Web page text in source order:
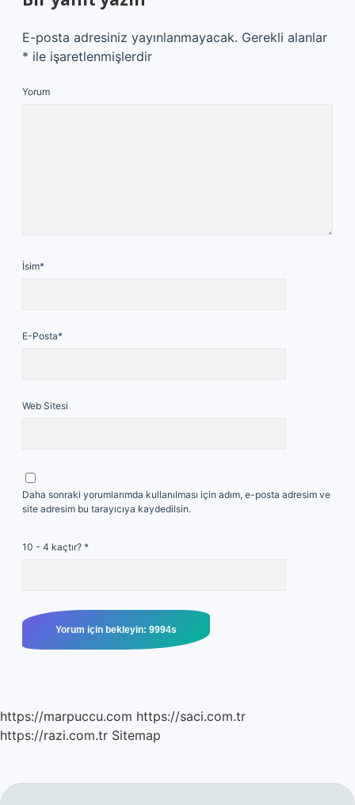
E-posta adresiniz yayınlanmayacak. Gerekli alanlar
* ile işaretlenmişlerdir
Yorum
İsim*
E-Posta*
Web Sitesi
Daha sonraki yorumlarımda kullanılması için adım, e-posta adresim ve
site adresim bu tarayıcıya kaydedilsin.
10 - 4 kaçtır? *
https://marpuccu.com https://saci.com.tr
https://razi.com.tr Sitemap